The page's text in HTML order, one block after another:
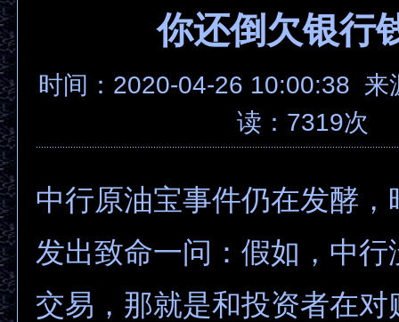
你还倒欠银行
时间：2020-04-26 10:00:38
读：7319次
中行原油宝事件仍在发酵，
发出致命一问：假如，中行
交易，那就是和投资者在对